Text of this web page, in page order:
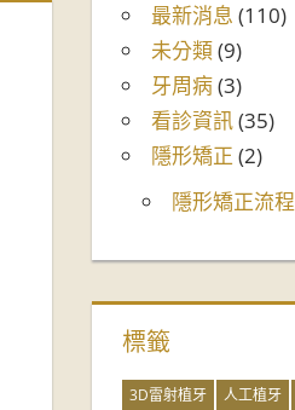
最新消息 (110)
未分類(9)
牙周病(3)
看診資訊(35)
隱形矯正 (2)
隱形矯正流程
標籤
3D雷射植牙 人工植牙